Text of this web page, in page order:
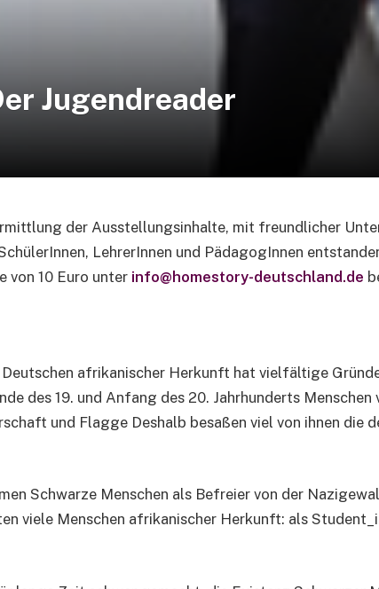
Jugendreader
der Ausstellungsinhalte, mit freundlicher
LehrerInnen und PädagogInnen
von 10 Euro unter info@homestory-deutschland.de
afrikanischer Herkunft hat vielfältige
des 19. und Anfang des 20. Jahrhunderts
und Flagge Deshalb besaßen viel von ihnen die
Schwarze Menschen als Befreier von der
viele Menschen afrikanischer Herkunft: als